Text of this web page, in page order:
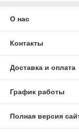
О нас
Контакты
Доставка и оплата
График работы
Полная версия